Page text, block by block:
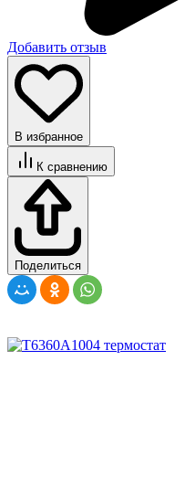
Добавить отзыв
В избранное
К сравнению
Поделиться